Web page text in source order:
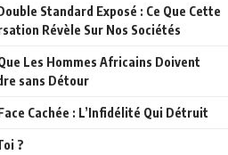
Standard Exposé : Ce Que Cette
Révèle Sur Nos Sociétés
Les Hommes Africains Doivent
sans Détour
Cachée : L’Infidélité Qui Détruit
?